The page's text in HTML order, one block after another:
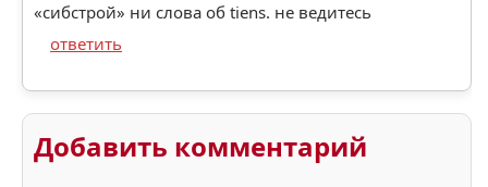
«сибстрой» ни слова об tiens. не ведитесь
ответить
Добавить комментарий